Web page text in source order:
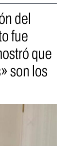
del
fue
que
son los